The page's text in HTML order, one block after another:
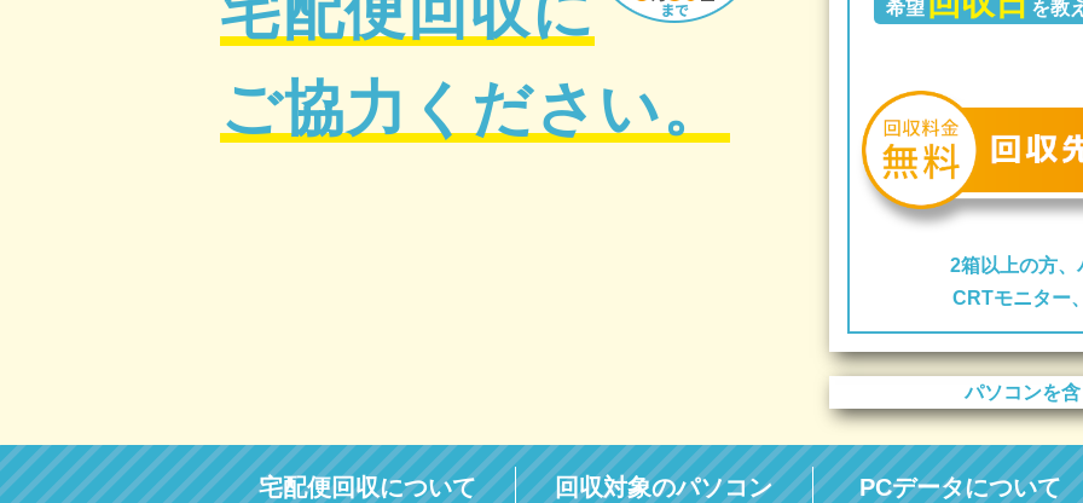
ご協力ください。
希望 を教
2箱以上の方、
CRTモニター
パソコンを
宅配便回収について 回収対象のパソコン PCデータについて